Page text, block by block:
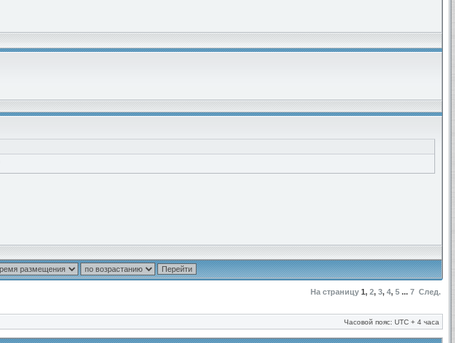
На страницу 1, 2, 3, 4, 5 ... 7 След.
Часовой пояс: UTC + 4 часа